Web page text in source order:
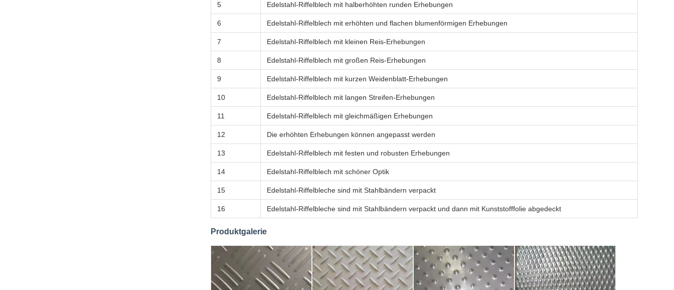
5 Edelstahl-Riffelblech mit halberhöhten runden Erhebungen
6 Edelstahl-Riffelblech mit erhöhten und flachen blumenförmigen Erhebungen
7 Edelstahl-Riffelblech mit kleinen Reis-Erhebungen
8 Edelstahl-Riffelblech mit großen Reis-Erhebungen
9 Edelstahl-Riffelblech mit kurzen Weidenblatt-Erhebungen
10 Edelstahl-Riffelblech mit langen Streifen-Erhebungen
11 Edelstahl-Riffelblech mit gleichmäßigen Erhebungen
12 Die erhöhten Erhebungen können angepasst werden
13 Edelstahl-Riffelblech mit festen und robusten Erhebungen
14 Edelstahl-Riffelblech mit schöner Optik
15 Edelstahl-Riffelbleche sind mit Stahlbändern verpackt
16 Edelstahl-Riffelbleche sind mit Stahlbändern verpackt und dann mit Kunststofffolie abgedeckt
Produktgalerie